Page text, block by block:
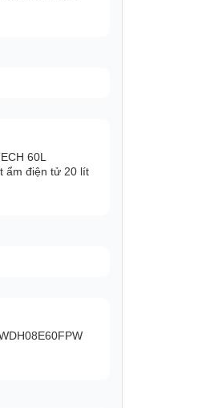
sát thời gian
60L
ẩm điện tử 20 lít